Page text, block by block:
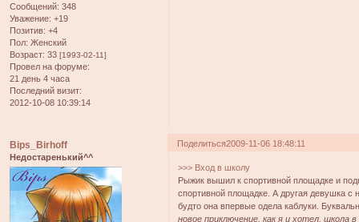
Сообщений: 348
Уважение: +19
Позитив: +4
Пол: Женский
Возраст: 33 [1993-02-11]
Провел на форуме:
21 день 4 часа
Последний визит:
2012-10-08 10:39:14
Поделиться2009-11-06 18:48:11
Bips_Birhoff
Недостаренький^^
>>> Вход в школу
Рыжик вышил к спортивной площадке и
спортивной площадке. А другая девушка
будто она впервые одела каблуки.
новое приключение, как я и хотел, школа